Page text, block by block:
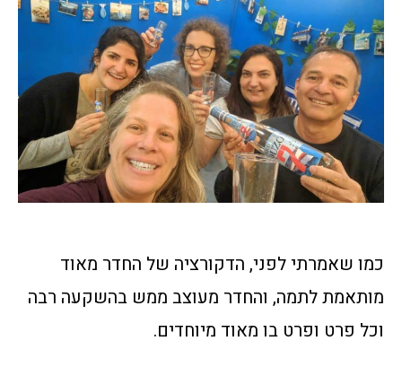
כמו שאמרתי לפני, הדקורציה של החדר מאוד
מותאמת לתמה, והחדר מעוצב ממש בהשקעה רבה
וכל פרט ופרט בו מאוד מיוחדים.